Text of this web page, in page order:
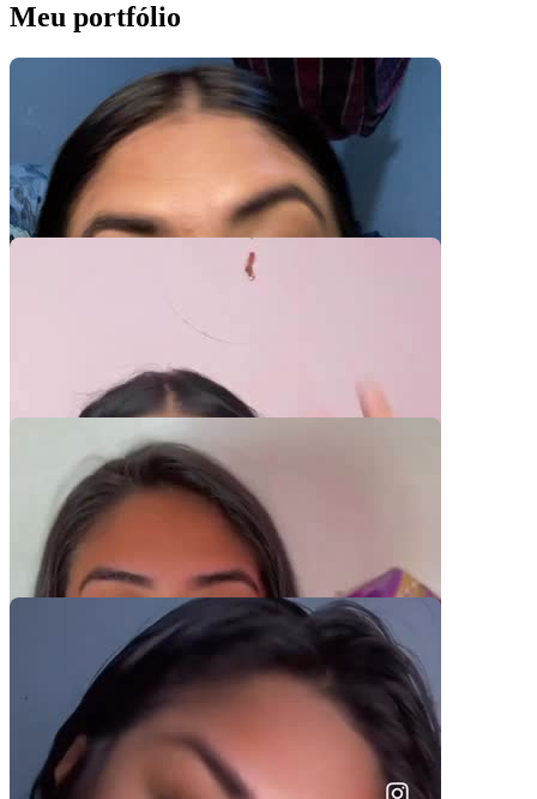
Meu portfólio